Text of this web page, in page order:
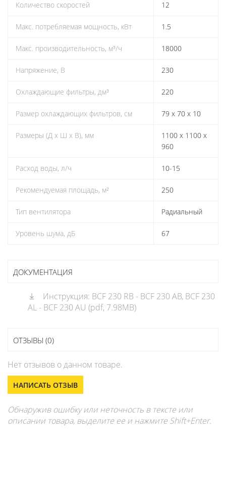
Количество скоростей 12
Макс. потребляемая мощность, кВт 1.5
Макс. производительность, м³/ч 18000
Напряжение, В 230
Охлаждающие фильтры, дм³ 220
Размер охлаждающих фильтров, см 79 x 70 x 10
Размеры (Д х Ш х В), мм
1100 x 1100 x
960
Расход воды, л/ч 10-15
Рекомендуемая площадь, м² 250
Тип вентилятора Радиальный
Уровень шума, дБ 67
ДОКУМЕНТАЦИЯ
Инструкция: BCF 230 RB - BCF 230 AB, BCF 230
AL - BCF 230 AU (pdf, 7.98MB)
ОТЗЫВЫ (0)
Нет отзывов о данном товаре.
НАПИСАТЬ ОТЗЫВ
Обнаружив ошибку или неточность в тексте или
описании товара, выделите ее и нажмите Shift+Enter.